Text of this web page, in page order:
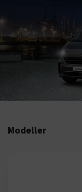
Modeller